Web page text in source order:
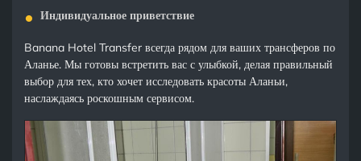
Индивидуальное приветствие
Banana Hotel Transfer всегда рядом для ваших трансферов по
Аланье. Мы готовы встретить вас с улыбкой, делая правильный
выбор для тех, кто хочет исследовать красоты Аланьи,
наслаждаясь роскошным сервисом.